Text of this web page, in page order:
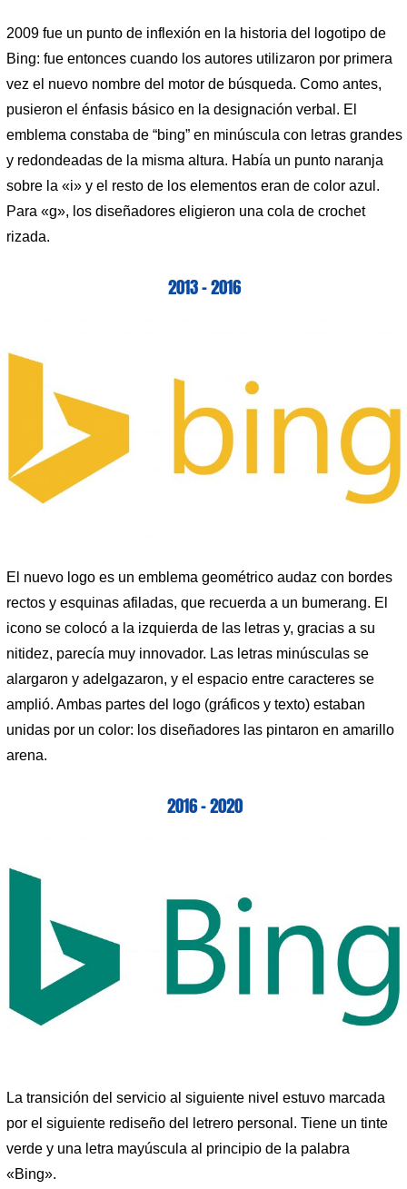
2009 fue un punto de inflexión en la historia del logotipo de
Bing: fue entonces cuando los autores utilizaron por primera
vez el nuevo nombre del motor de búsqueda. Como antes,
pusieron el énfasis básico en la designación verbal. El
emblema constaba de “bing” en minúscula con letras grandes
y redondeadas de la misma altura. Había un punto naranja
sobre la «i» y el resto de los elementos eran de color azul.
Para «g», los diseñadores eligieron una cola de crochet
rizada.
2013 – 2016
El nuevo logo es un emblema geométrico audaz con bordes
rectos y esquinas afiladas, que recuerda a un bumerang. El
icono se colocó a la izquierda de las letras y, gracias a su
nitidez, parecía muy innovador. Las letras minúsculas se
alargaron y adelgazaron, y el espacio entre caracteres se
amplió. Ambas partes del logo (gráficos y texto) estaban
unidas por un color: los diseñadores las pintaron en amarillo
arena.
2016 – 2020
La transición del servicio al siguiente nivel estuvo marcada
por el siguiente rediseño del letrero personal. Tiene un tinte
verde y una letra mayúscula al principio de la palabra
«Bing».